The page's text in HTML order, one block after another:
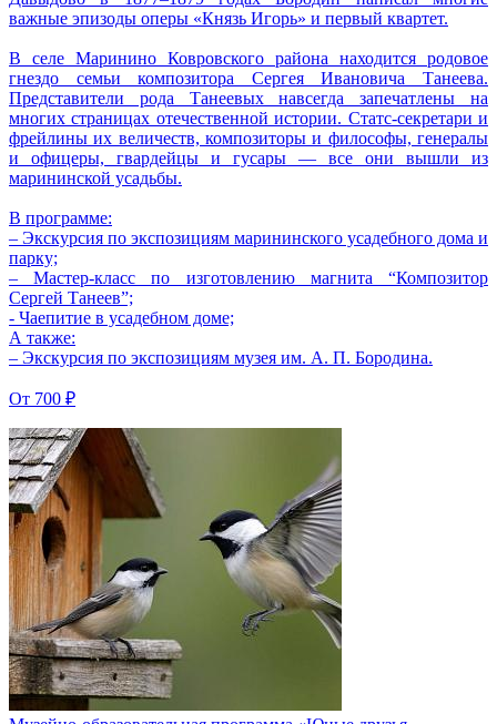
важные эпизоды оперы «Князь Игорь» и первый квартет.
В селе Маринино Ковровского района находится родовое
гнездо семьи композитора Сергея Ивановича Танеева.
Представители рода Танеевых навсегда запечатлены на
многих страницах отечественной истории. Статс-секретари и
фрейлины их величеств, композиторы и философы, генералы
и офицеры, гвардейцы и гусары — все они вышли из
марининской усадьбы.
В программе:
– Экскурсия по экспозициям марининского усадебного дома и
парку;
– Мастер-класс по изготовлению магнита “Композитор
Сергей Танеев”;
- Чаепитие в усадебном доме;
А также:
– Экскурсия по экспозициям музея им. А. П. Бородина.
От 700 ₽